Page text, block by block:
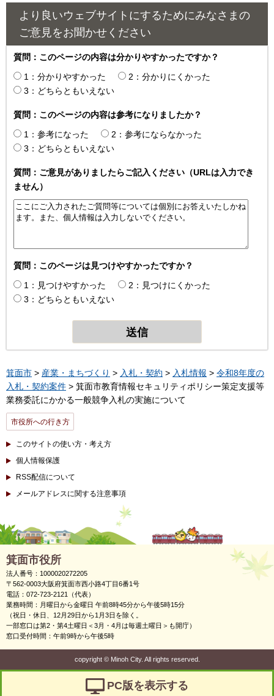
より良いウェブサイトにするためにみなさまの
ご意見をお聞かせください
質問：このページの内容は分かりやすかったですか？
1：分かりやすかった
2：分かりにくかった
3：どちらともいえない
質問：このページの内容は参考になりましたか？
1：参考になった
2：参考にならなかった
3：どちらともいえない
質問：ご意見がありましたらご記入ください（URLは入力でき
ません）
質問：このページは見つけやすかったですか？
1：見つけやすかった
2：見つけにくかった
3：どちらともいえない
箕面市 > 産業・まちづくり > 入札・契約 > 入札情報 > 令和8年度の
入札・契約案件 > 箕面市教育情報セキュリティポリシー策定支援等
業務委託にかかる一般競争入札の実施について
市役所への行き方
このサイトの使い方・考え方
個人情報保護
RSS配信について
メールアドレスに関する注意事項
箕面市役所
法人番号：1000020272205
〒562-0003大阪府箕面市西小路4丁目6番1号
電話：072-723-2121（代表）
業務時間：月曜日から金曜日 午前8時45分から午後5時15分
（祝日・休日、12月29日から1月3日を除く。
一部窓口は第2・第4土曜日＜3月・4月は毎週土曜日＞も開庁）
窓口受付時間：午前9時から午後5時
copyright ©Minoh City. All rights reserved.
PC版を表示する